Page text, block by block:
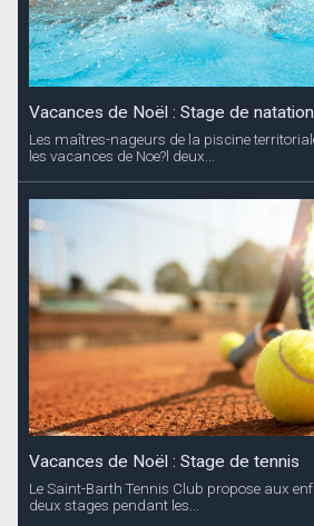
Vacances de Noël : Stage de natation
Les maîtres-nageurs de la piscine
les vacances de Noe?l deux...
Vacances de Noël : Stage de tennis
Le Saint-Barth Tennis Club propose aux
deux stages pendant les...